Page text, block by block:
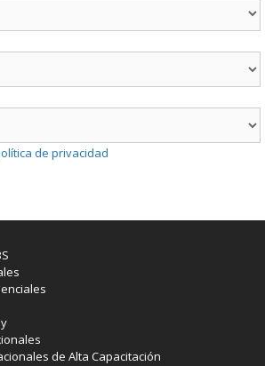
de privacidad
de Alta Capacitación